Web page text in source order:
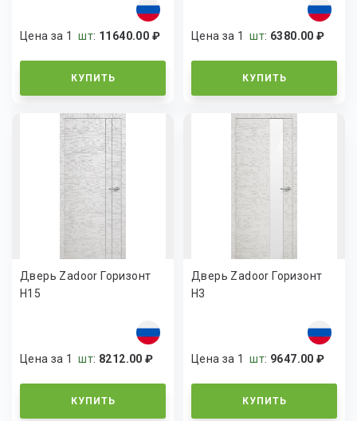
Цена за 1шт: 11640.00 ₽
КУПИТЬ
Цена за 1шт: 6380.00 ₽
КУПИТЬ
Дверь Zadoor Горизонт
H15
Цена за 1шт: 8212.00 ₽
КУПИТЬ
Дверь Zadoor Горизонт
H3
Цена за 1шт: 9647.00 ₽
КУПИТЬ